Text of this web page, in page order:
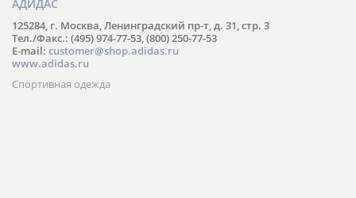
АДИДАС
125284, г. Москва, Ленинградский пр-т, д. 31, стр. 3
Тел./Факс.: (495) 974-77-53, (800) 250-77-53
E-mail: customer@shop.adidas.ru
www.adidas.ru
Спортивная одежда